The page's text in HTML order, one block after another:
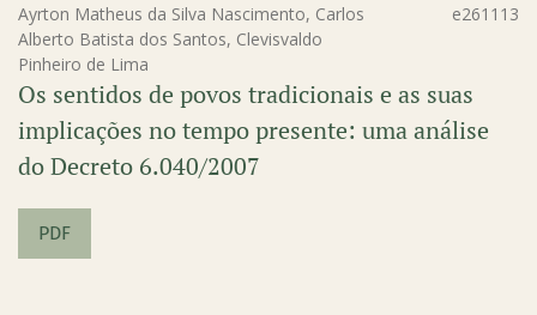
Ayrton Matheus da Silva Nascimento, Carlos
Alberto Batista dos Santos, Clevisvaldo
Pinheiro de Lima
e261113
Os sentidos de povos tradicionais e as suas
implicações no tempo presente: uma análise
do Decreto 6.040/2007
PDF